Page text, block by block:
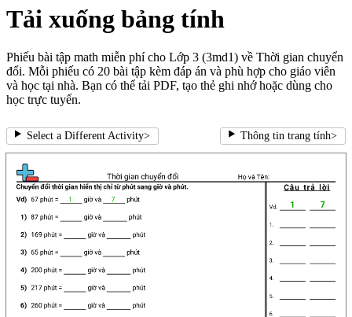
Tải xuống bảng tính
Phiếu bài tập math miễn phí cho Lớp 3 (3md1) về Thời gian chuyển
đổi. Mỗi phiếu có 20 bài tập kèm đáp án và phù hợp cho giáo viên
và học tại nhà. Bạn có thể tải PDF, tạo thẻ ghi nhớ hoặc dùng cho
học trực tuyến.
Select a Different Activity> Thông tin trang tính>